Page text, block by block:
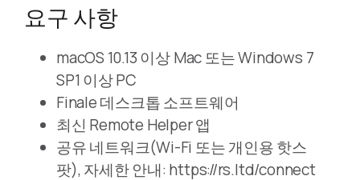
요구 사항
macOS 10.13 이상 Mac 또는 Windows 7
SP1 이상 PC
Finale 데스크톱 소프트웨어
최신 Remote Helper 앱
공유 네트워크(Wi-Fi 또는 개인용 핫스
팟), 자세한 안내: https://rs.ltd/connect